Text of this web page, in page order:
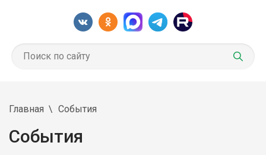
Главная События
События